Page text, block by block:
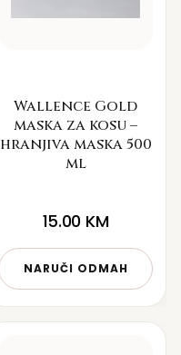
Wallence Gold
maska za kosu –
hranjiva maska 500
ml
15.00 KM
NARUČI ODMAH